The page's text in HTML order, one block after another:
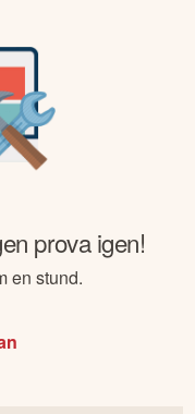
prova igen!
en stund.